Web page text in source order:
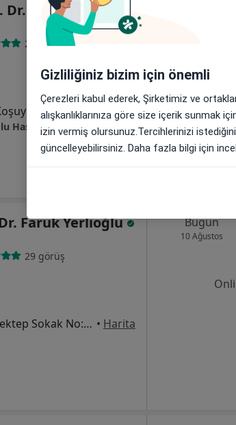
Dr. Bülent Altay
2 görüş
Kadıköy•Harita
Hastanesi
Faruk Yerlioğlu
29 görüş
Tevfik Bey Mahallesi Mektep Sokak No:11 Sefaköy, Küçükçekmece • Harita
Bugün
10 Ağustos
Gizliliğiniz bizim için önemli
Çerezleri kabul ederek, Şirketimiz ve
alışkanlıklarınıza göre size içerik sunmak
izin vermiş olursunuz.Tercihlerinizi
güncelleyebilirsiniz. Daha fazla bilgi için